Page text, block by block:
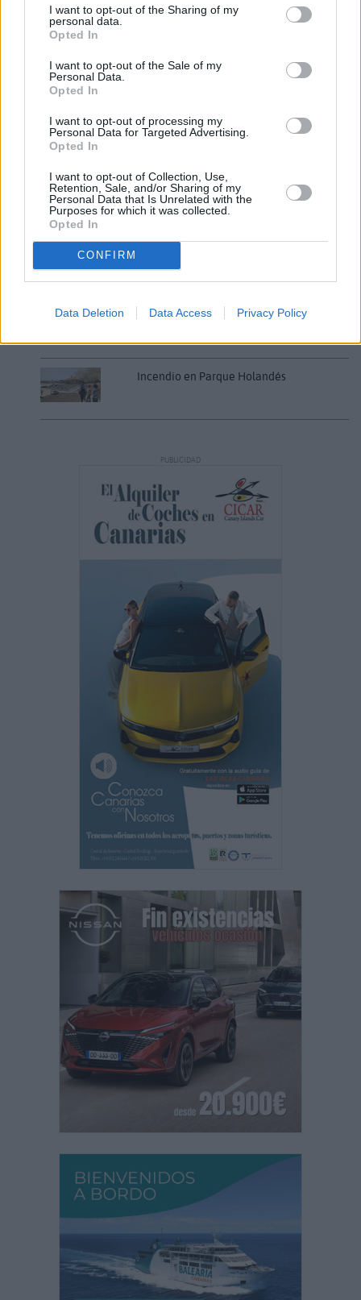
I want to opt-out of the Sharing of my
personal data.
Opted In
I want to opt-out of the Sale of my
Personal Data.
Opted In
I want to opt-out of processing my
Personal Data for Targeted Advertising.
Opted In
I want to opt-out of Collection, Use,
Retention, Sale, and/or Sharing of my
Personal Data that Is Unrelated with the
Purposes for which it was collected.
Opted In
CONFIRM
Data Deletion Data Access Privacy Policy
Comentarios (0)
LO MÁS LEÍDO
golpe de calor en Fuerteventura
¿EN QUÉ MOMENTO DEJAMOS DE SER
HUMANOS?. Por Maite de Vera Cabrera
Incendio en Parque Holandés
PUBLICIDAD